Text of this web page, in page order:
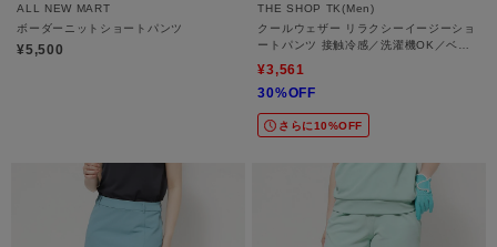
ALL NEW MART
ボーダーニットショートパンツ
¥5,500
THE SHOP TK(Men)
クールウェザー リラクシーイージーショ
ートパンツ 接触冷感／洗濯機OK／ベル
¥3,561
30%OFF
さらに10%OFF